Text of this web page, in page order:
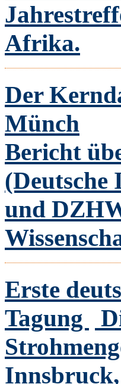
Afrika.
Der
Münch
Bericht
und
Erste
Tagung